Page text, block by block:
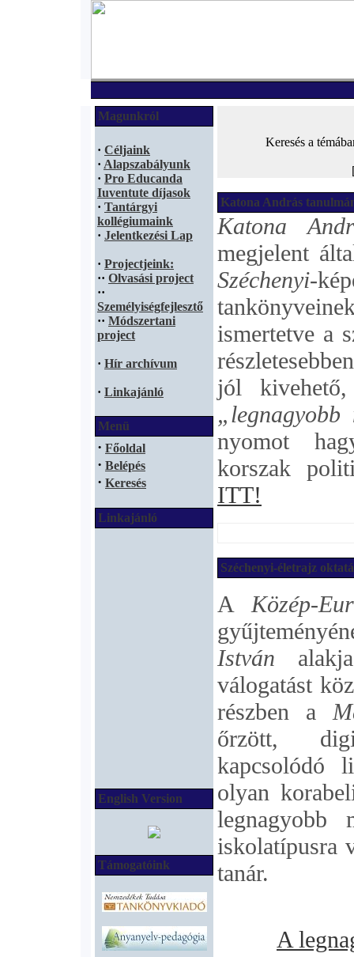
Magunkról
· Céljaink
· Alapszabályunk
· Pro Educanda
Iuventute díjasok
· Tantárgyi
kollégiumaink
· Jelentkezési Lap
· Projectjeink:
·· Olvasási project
··
Személyiségfejlesztő
·· Módszertani
project
· Hír archívum
· Linkajánló
Menü
· Főoldal
· Belépés
· Keresés
Linkajánló
English Version
Támogatóink
Keresés a
Katona András
Katona
megjelent
Széchenyi-
ismertetve a
jól
„legnagyobb
nyomot
korszak
ITT!
Széchenyi-életrajz
A Közép-
István
válogatást
részben a
őrzött,
kapcsolódó
olyan
legnagyobb
iskolatípusra
tanár.
A